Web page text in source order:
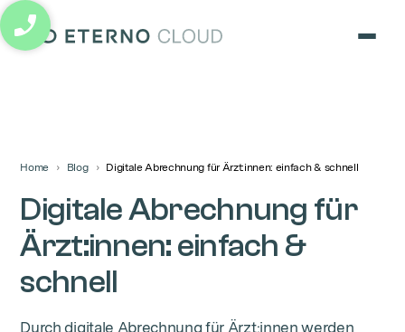
eterno cloud logo
Home Blog Digitale Abrechnung für Ärzt:innen: einfach & schnell
Digitale Abrechnung für
Ärzt:innen: einfach &
schnell
Durch digitale Abrechnung für Ärzt:innen werden